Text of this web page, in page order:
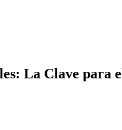
La Clave para